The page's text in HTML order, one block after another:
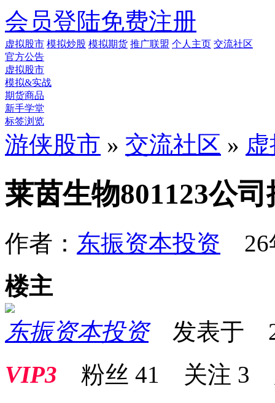
会员登陆免费注册
虚拟股市 模拟炒股 模拟期货 推广联盟 个人主页 交流社区
官方公告
虚拟股市
模拟&实战
期货商品
新手学堂
标签浏览
游侠股市 » 交流社区 »
莱茵生物801123公
作者： 东振资本投资 26
楼主
东振资本投资发表于
VIP3 粉丝 41 关注 3